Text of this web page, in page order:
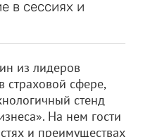
в сессиях и
из лидеров
сфере,
стенд
На нем гости
и преимуществах